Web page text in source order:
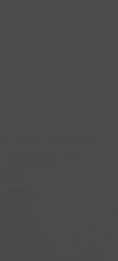
una campaña y
de los